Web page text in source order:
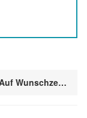
Wunschzettel